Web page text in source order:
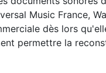
Music France,
dès lors
permettre la